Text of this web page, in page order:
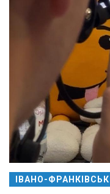
ІВАНО-ФРАНКІВСЬК